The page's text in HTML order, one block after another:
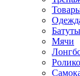
Батуты
Мячи